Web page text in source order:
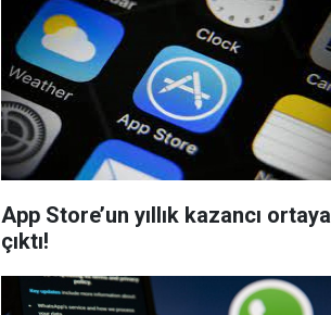
App Store’un yıllık kazancı ortaya
çıktı!